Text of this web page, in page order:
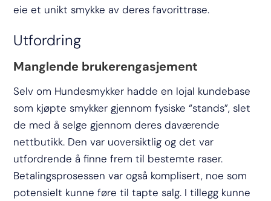
eie et unikt smykke av deres favorittrase.
Utfordring
Manglende brukerengasjement
Selv om Hundesmykker hadde en lojal kundebase
som kjøpte smykker gjennom fysiske “stands”, slet
de med å selge gjennom deres daværende
nettbutikk. Den var uoversiktlig og det var
utfordrende å finne frem til bestemte raser.
Betalingsprosessen var også komplisert, noe som
potensielt kunne føre til tapte salg. I tillegg kunne